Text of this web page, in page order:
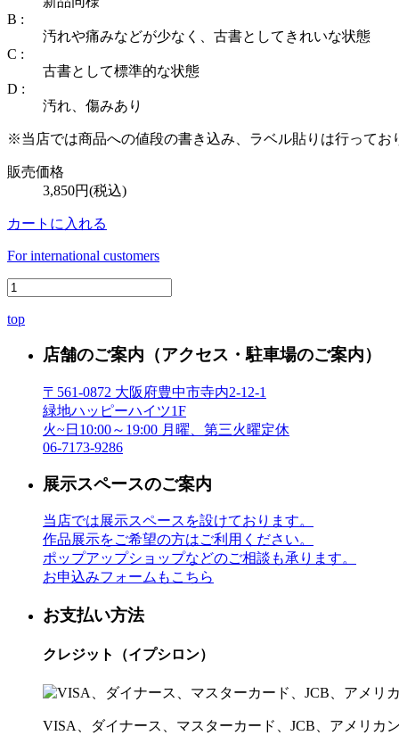
B :
汚れや痛みなどが少なく、古書としてきれいな状態
C :
古書として標準的な状態
D :
汚れ、傷みあり
※当店では商品への値段の書き込み、ラベル貼りは行ってお
販売価格
3,850円(税込)
カートに入れる
For international customers
top
店舗のご案内 （アクセス・駐車場のご案内）
〒561-0872 大阪府豊中市寺内2-12-1
緑地ハッピーハイツ1F
火~日10:00～19:00 月曜、第三火曜定休
06-7173-9286
展示スペースのご案内
当店では展示スペースを設けております。
作品展示をご希望の方はご利用ください。
ポップアップショップなどのご相談も承ります。
お申込みフォームもこちら
お支払い方法
クレジット（イプシロン）
VISA、ダイナース、マスターカード、JCB、アメリカ